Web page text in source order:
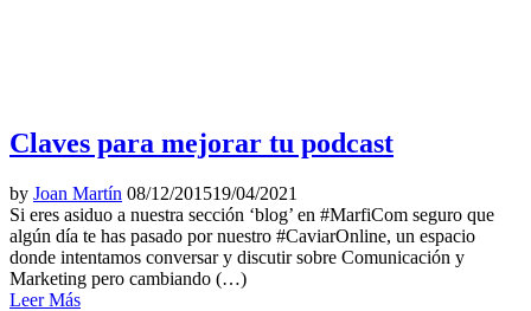
Claves para mejorar tu podcast
by Joan Martín 08/12/201519/04/2021
Si eres asiduo a nuestra sección ‘blog’ en #MarfiCom seguro que
algún día te has pasado por nuestro #CaviarOnline, un espacio
donde intentamos conversar y discutir sobre Comunicación y
Marketing pero cambiando (…)
Leer Más